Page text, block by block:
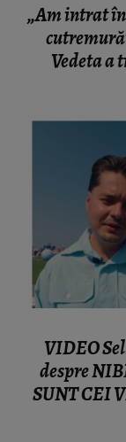
„Am intrat
Vedeta a
VIDEO
despre
SUNT CEI